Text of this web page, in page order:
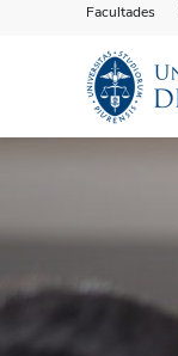
Facultades